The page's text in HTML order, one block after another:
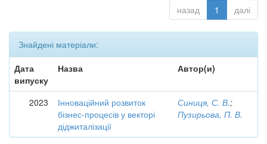
назад 1 далі
Знайдені матеріали:
Дата
випуску
Назва Автор(и)
2023
Інноваційний розвиток
бізнес-процесів у векторі
діджиталізації
Синиця, С. В.;
Пузирьова, П. В.